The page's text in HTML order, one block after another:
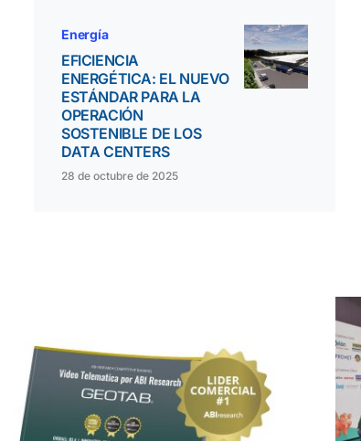
Energía
EFICIENCIA
ENERGÉTICA: EL NUEVO
ESTÁNDAR PARA LA
OPERACIÓN
SOSTENIBLE DE LOS
DATA CENTERS
28 de octubre de 2025